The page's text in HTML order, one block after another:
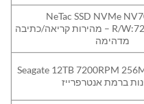
NeTac SSD NVMe
R/W:7200/6800 Pci4.0 – מהירות קריאה/כתיבה
מדהימה
Seagate 12TB 7200RPM